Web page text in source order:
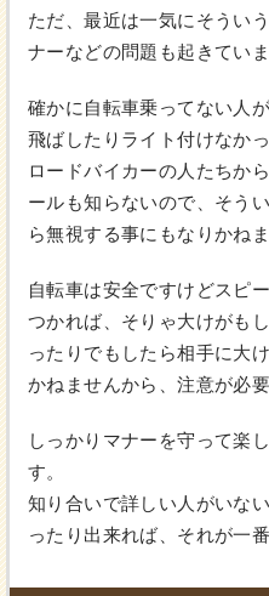
ただ、最近は一気にそうい
ナーなどの問題も起きていま
確かに自転車乗ってない人
飛ばしたりライト付けなか
ロードバイカーの人たちか
ールも知らないので、そう
ら無視する事にもなりかねま
自転車は安全ですけどスピ
つかれば、そりゃ大けがも
ったりでもしたら相手に大
かねませんから、注意が必要
しっかりマナーを守って楽
す。
知り合いで詳しい人がいな
ったり出来れば、それが一